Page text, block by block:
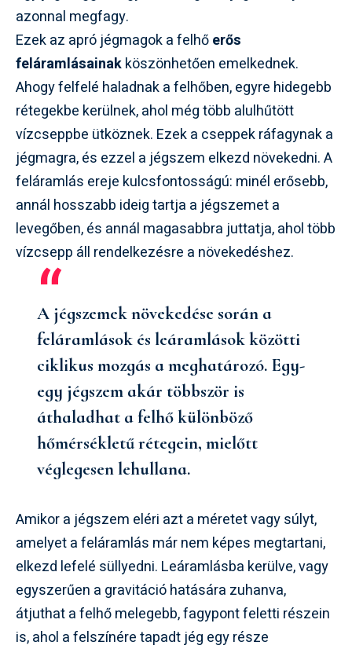
azonnal megfagy.
Ezek az apró jégmagok a felhőerős
feláramlásainakköszönhetően emelkednek.
Ahogy felfelé haladnak a felhőben, egyre hidegebb
rétegekbe kerülnek, ahol még több alulhűtött
vízcseppbe ütköznek. Ezek a cseppek ráfagynak a
jégmagra, és ezzel a jégszem elkezd növekedni. A
feláramlás ereje kulcsfontosságú: minél erősebb,
annál hosszabb ideig tartja a jégszemet a
levegőben, és annál magasabbra juttatja, ahol több
vízcsepp áll rendelkezésre a növekedéshez.
A jégszemek növekedése során a
feláramlások és leáramlások közötti
ciklikus mozgás a meghatározó. Egy-
egy jégszem akár többször is
áthaladhat a felhő különböző
hőmérsékletű rétegein, mielőtt
véglegesen lehullana.
Amikor a jégszem eléri azt a méretet vagy súlyt,
amelyet a feláramlás már nem képes megtartani,
elkezd lefelé süllyedni. Leáramlásba kerülve, vagy
egyszerűen a gravitáció hatására zuhanva,
átjuthat a felhő melegebb, fagypont feletti részein
is, ahol a felszínére tapadt jég egy része